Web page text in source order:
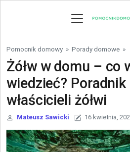
Pomocnik domowy » Porady domowe »
Żółw w domu – co
wiedzieć? Poradnik
właścicieli żółwi
Mateusz Sawicki 16 kwietnia,